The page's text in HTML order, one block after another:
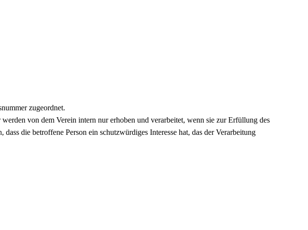
zugeordnet.
von dem Verein intern nur erhoben und verarbeitet, wenn sie zur Erfüllung des
die betroffene Person ein schutzwürdiges Interesse hat, das der Verarbeitung